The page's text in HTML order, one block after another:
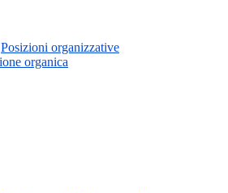
Posizioni organizzative
organica